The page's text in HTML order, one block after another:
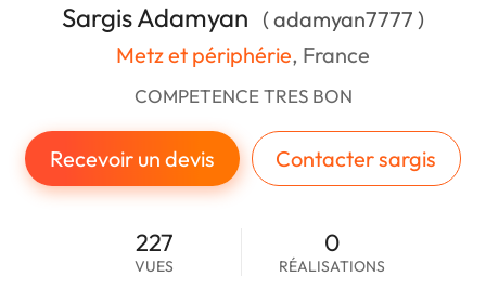
Sargis Adamyan ( adamyan7777 )
Metz et périphérie, France
COMPETENCE TRES BON
Recevoir un devis Contacter sargis
227
VUES
0
RÉALISATIONS